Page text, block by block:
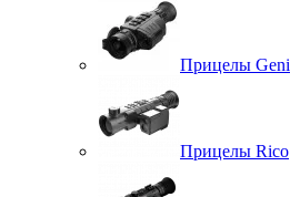
Прицелы Geni
Прицелы Rico